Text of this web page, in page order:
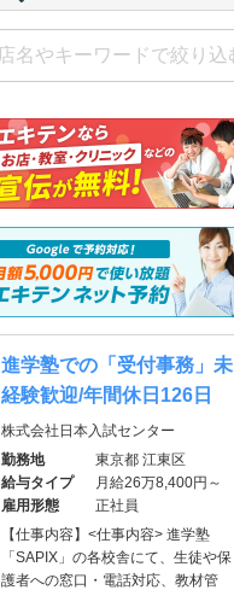
進学塾での「受付事務」未
経験歓迎/年間休日126日
株式会社日本入試センター
勤務地
東京都 江東区
給与タイプ
月給26万8,400円～
雇用形態
正社員
【仕事内容】<仕事内容> 進学塾
「SAPIX」の各校舎にて、生徒や保
護者への窓口・電話対応、教材管